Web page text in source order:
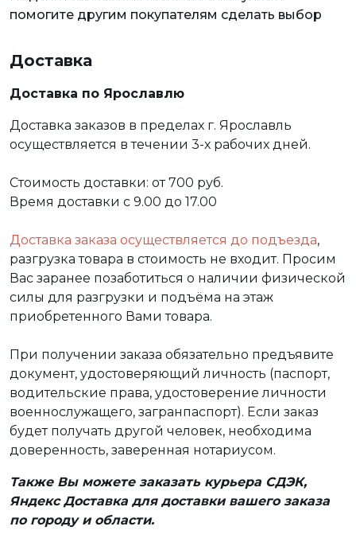
помогите другим покупателям сделать выбор
Доставка
Доставка по Ярославлю
Доставка заказов в пределах г. Ярославль
осуществляется в течении 3-х рабочих дней.
Стоимость доставки: от 700 руб.
Время доставки с 9.00 до 17.00
Доставка заказа осуществляется до подъезда,
разгрузка товара в стоимость не входит. Просим
Вас заранее позаботиться о наличии физической
силы для разгрузки и подъёма на этаж
приобретенного Вами товара.
При получении заказа обязательно предъявите
документ, удостоверяющий личность (паспорт,
водительские права, удостоверение личности
военнослужащего, загранпаспорт). Если заказ
будет получать другой человек, необходима
доверенность, заверенная нотариусом.
Также Вы можете заказать курьера СДЭК,
Яндекс Доставка для доставки вашего заказа
по городу и области.